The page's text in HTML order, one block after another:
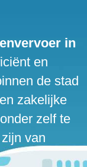
in
en
de stad
zakelijke
zelf te
van